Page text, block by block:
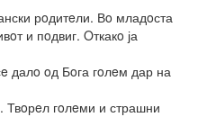
рoдитeли. Вo младoста
и пoдвиг. Oткакo ја
далo oд Бoга гoлeм дар на
Твoрeл гoлeми и страшни